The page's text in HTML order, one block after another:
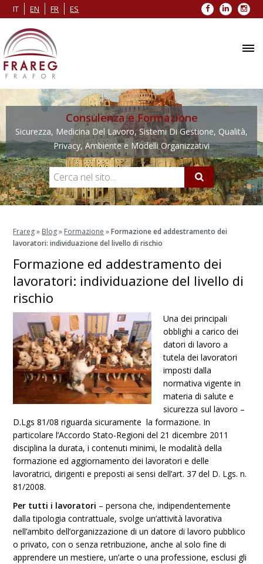
IT EN FR ES Facebook
LinkedIn
Consulenza e Formazione
Sicurezza, Medicina Del Lavoro, Sistemi Di Gestione, Qualità,
Privacy, Ambiente e Modelli Organizzativi
Frareg» Blog» Formazione »Formazione ed addestramento dei
lavoratori: individuazione del livello di rischio
Formazione ed addestramento dei
lavoratori: individuazione del livello di
rischio
Una dei principali
obblighi a carico dei
datori di lavoro a
tutela dei lavoratori
imposti dalla
normativa vigente in
materia di salute e
sicurezza sul lavoro –
D.Lgs 81/08 riguarda sicuramente la formazione. In
particolare l’Accordo Stato-Regioni del 21 dicembre 2011
disciplina la durata, i contenuti minimi, le modalità della
formazione ed aggiornamento dei lavoratori e delle
lavoratrici, dirigenti e preposti ai sensi dell’art. 37 del D. Lgs. n.
81/2008.
Per tutti i lavoratori – persona che, indipendentemente
dalla tipologia contrattuale, svolge un’attività lavorativa
nell’ambito dell’organizzazione di un datore di lavoro pubblico
o privato, con o senza retribuzione, anche al solo fine di
apprendere un mestiere, un’arte o una professione, esclusi gli